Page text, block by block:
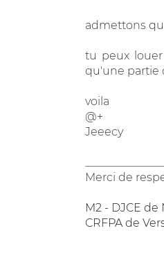
admettons
tu peux
qu'une partie
voila
@+
Jeeecy
Merci de
M2 - DJCE de
CRFPA de